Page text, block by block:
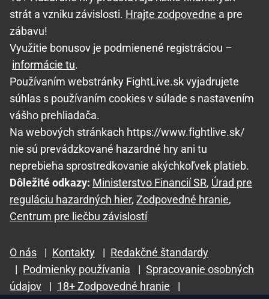
strát a vzniku závislosti. Hrajte zodpovedne a pre
zábavu!
Využitie bonusov je podmienené registráciou –
informácie tu.
Používaním webstránky FightLive.sk vyjadrujete
súhlas s používaním cookies v súlade s nastavením
vášho prehliadača.
Na webových stránkach https://www.fightlive.sk/
nie sú prevádzkované hazardné hry ani tu
neprebieha sprostredkovanie akýchkoľvek platieb.
Dôležité odkazy: Ministerstvo Financií SR, Úrad pre
reguláciu hazardných hier, Zodpovedné hranie,
Centrum pre liečbu závislostí
O nás | Kontakty | Redakčné štandardy
| Podmienky používania | Spracovanie osobných
údajov
| 18+ Zodpovedné hranie
|